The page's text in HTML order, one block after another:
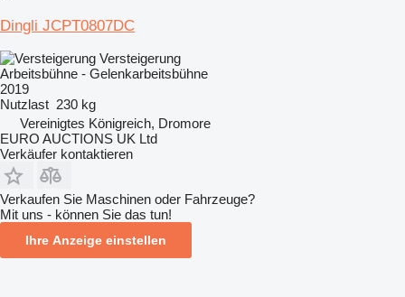
Dingli JCPT0807DC
Versteigerung
Arbeitsbühne - Gelenkarbeitsbühne
2019
Nutzlast 230 kg
Vereinigtes Königreich, Dromore
EURO AUCTIONS UK Ltd
Verkäufer kontaktieren
Verkaufen Sie Maschinen oder Fahrzeuge?
Mit uns - können Sie das tun!
Ihre Anzeige einstellen